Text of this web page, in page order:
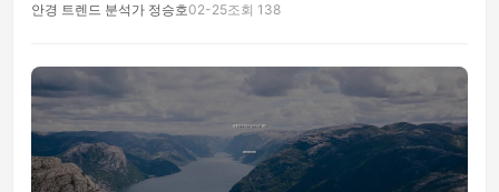
안경 트렌드 분석가 정승호02-25조회 138